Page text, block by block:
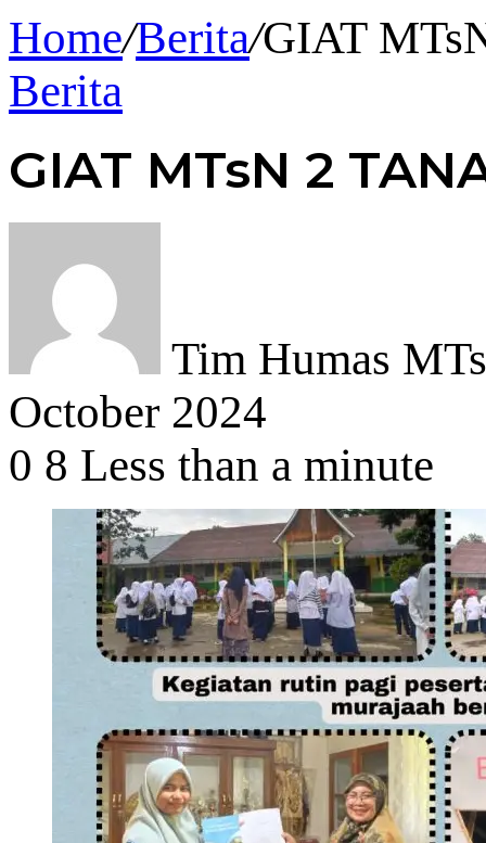
Home/Berita/GIAT
Berita
GIAT MTsN 2
Tim Humas
October 2024
0 8 Less than a minute